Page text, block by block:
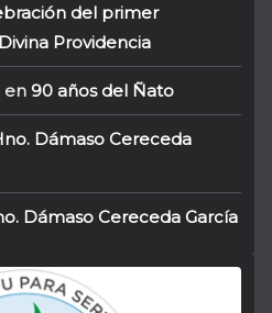
del primer
Providencia
en 90 años del Ñato
Dámaso Cereceda
Dámaso Cereceda García